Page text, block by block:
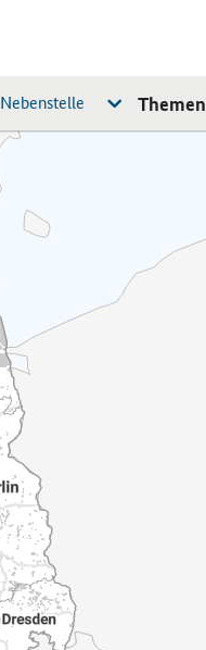
Nebenstelle Themen